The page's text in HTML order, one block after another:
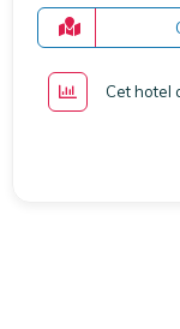
Cet hotel